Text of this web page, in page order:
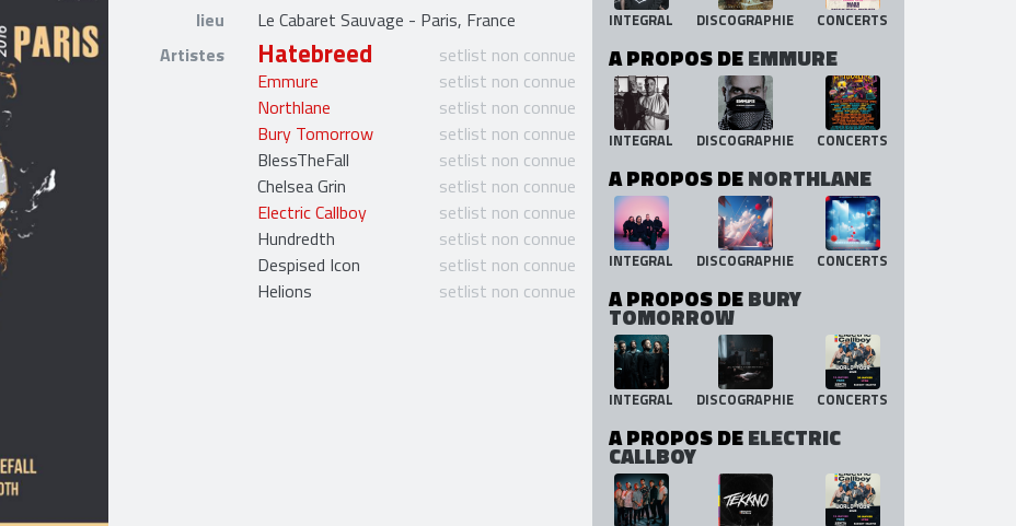
lieu
Le Cabaret Sauvage - Paris, France
Artistes
Hatebreed
setlist non connue
Emmure
setlist non connue
Northlane
setlist non connue
Bury Tomorrow
setlist non connue
BlessTheFall
setlist non connue
Chelsea Grin
setlist non connue
Electric Callboy
setlist non connue
Hundredth
setlist non connue
Despised Icon
setlist non connue
Helions
setlist non connue
INTEGRAL DISCOGRAPHIE CONCERTS
A PROPOS DEEMMURE
INTEGRAL DISCOGRAPHIE CONCERTS
A PROPOS DENORTHLANE
INTEGRAL DISCOGRAPHIE CONCERTS
A PROPOS DEBURY
TOMORROW
INTEGRAL DISCOGRAPHIE CONCERTS
A PROPOS DEELECTRIC
CALLBOY